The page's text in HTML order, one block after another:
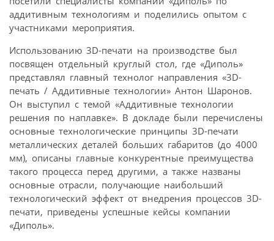
аддитивным технологиям и поделились опытом с
участниками мероприятия.
Использованию 3D-печати на производстве был
посвящен отдельный круглый стол, где «Диполь»
представлял главный технолог направления «3D-
печать / Аддитивные технологии» Антон Шаронов.
Он выступил с темой «Аддитивные технологии
решения по наплавке». В докладе были перечислены
основные технологические принципы 3D-печати
металлических деталей больших габаритов (до 4000
мм), описаны главные конкурентные преимущества
такого процесса перед другими, а также названы
основные отрасли, получающие наибольший
технологический эффект от внедрения процессов 3D-
печати, приведены успешные кейсы компании
«Диполь».